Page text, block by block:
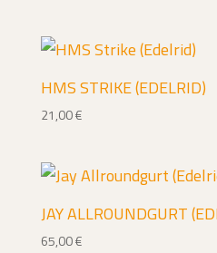
HMS STRIKE (EDELRID)
21,00€
JAY ALLROUNDGURT
65,00€